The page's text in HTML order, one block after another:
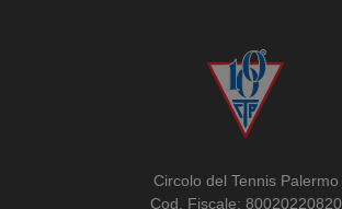
Circolo del Tennis Palermo
Cod. Fiscale: 80020220820